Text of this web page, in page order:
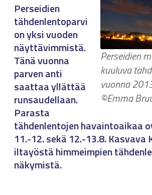
Perseidien
kuuluva
vuonna
©Emma
Perseidien
tähdenlentoparvi
on yksi vuoden
näyttävimmistä.
Tänä vuonna
parven anti
saattaa yllättää
runsaudellaan.
Parasta
tähdenlentojen havaintoaikaa
11.-12. sekä 12.-13.8. Kasvava
iltayöstä himmeimpien
näkymistä.